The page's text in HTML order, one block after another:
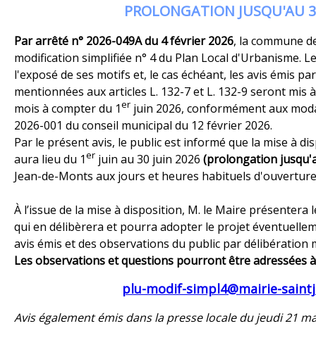
PROLONGATION JUSQU'AU
Par arrêté n° 2026-049A du 4 février 2026, la commune
modification simplifiée n° 4 du Plan Local d'Urbanisme.
l'exposé de ses motifs et, le cas échéant, les avis émis
mentionnées aux articles L. 132-7 et L. 132-9 seront
mois à compter du 1er juin 2026, conformément aux
2026-001 du conseil municipal du 12 février 2026.
Par le présent avis, le public est informé que la mise à
aura lieu du 1er juin au 30 juin 2026 (prolongation
Jean-de-Monts aux jours et heures habituels
À l’issue de la mise à disposition, M. le Maire
qui en délibèrera et pourra adopter le projet
avis émis et des observations du public par délibération
Les observations et questions pourront être adressées à
plu-modif-simpl4@mairie-
Avis également émis dans la presse locale du jeudi 21